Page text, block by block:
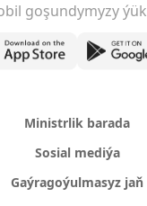
goşundymyzy
Ministrlik barada
Sosial mediýa
Gaýragoýulmasyz jaň